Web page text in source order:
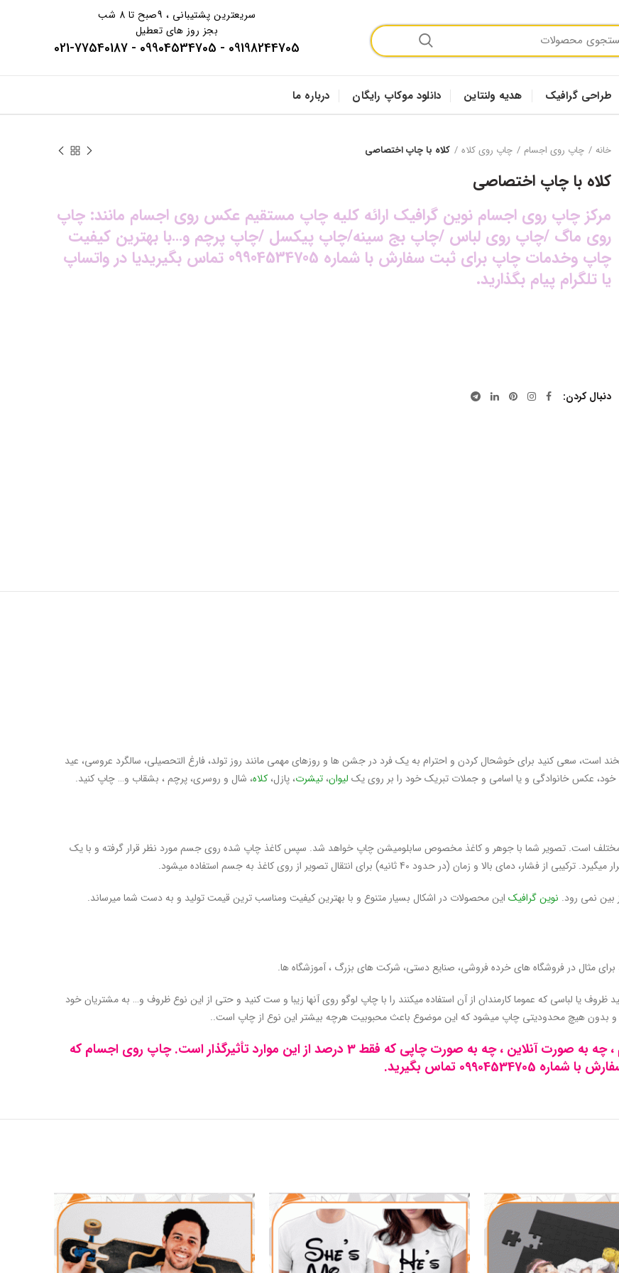
سریعترین پشتیبانی ، 9صبح تا 8 شب
بجز روز های تعطیل
09198244705 - 09904534705 - 021-77540187
طراحی گرافیک هدیه ولنتاین دانلود موکاپ رایگان درباره ما
خانه چاپ روی اجسام چاپ روی کلاه کلاه با چاپ اختصاصی
کلاه با چاپ اختصاصی
مرکز چاپ روی اجسام نوین گرافیک ارائه کلیه چاپ مستقیم عکس روی اجسام مانند: چاپ
روی ماگ /چاپ روی لباس /چاپ بج سینه/چاپ پیکسل /چاپ پرچم و…با بهترین کیفیت
چاپ وخدمات چاپ برای ثبت سفارش با شماره 09904534705 تماس بگیریدیا در واتساپ
یا تلگرام پیام بگذارید.
دنبال کردن
است، سعی کنید برای خوشحال کردن و احترام به یک فرد در جشن ها و روزهای مهمی مانند روز تولد، فارغ التحصیلی، سالگرد عروسی، عید
عکس خانوادگی و یا اسامی و جملات تبریک خود را بر روی یک لیوان، تیشرت، پازل، کلاه، شال و روسری، پرچم ، بشقاب و… چاپ کنید.
است. تصویر شما با جوهر و کاغذ مخصوص سابلومیشن چاپ خواهد شد. سپس کاغذ چاپ شده روی جسم مورد نظر قرار گرفته و با یک
(در حدود 40 ثانیه) برای انتقال تصویر از روی کاغذ به جسم استفاده میشود.
نمی رود. نوین گرافیک این محصولات در اشکال بسیار متنوع و با بهترین کیفیت ومناسب ترین قیمت تولید و به دست شما میرساند.
برای مثال در فروشگاه های خرده فروشی، صنایع دستی، شرکت های بزرگ ، آموزشگاه ها.
ظروف یا لباسی که عموما کارمندان از آن استفاده میکنند را با چاپ لوگو روی آنها زیبا و ست کنید و حتی از این نوع ظروف و… به مشتریان خود
و بدون هیچ محدودیتی چاپ میشود که این موضوع باعث محبوبیت هرچه بیشتر این نوع از چاپ است..
ما در زندگی روزمره خود دائماً در معرض تبلیغات هستیم ، چه به صورت آنلاین ، چه به صورت چاپی که فقط 3 درصد از این موارد تأثیرگذار است. چاپ روی اجسام که
تماس بگیرید.